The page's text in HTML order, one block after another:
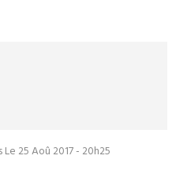
Le 25 Aoû 2017 - 20h25